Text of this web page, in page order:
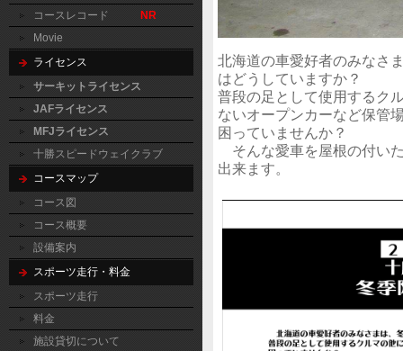
コースレコード
NR
Movie
ライセンス
サーキットライセンス
JAFライセンス
MFJライセンス
十勝スピードウェイクラブ
コースマップ
コース図
コース概要
設備案内
スポーツ走行・料金
スポーツ走行
料金
施設貸切について
北海道の車愛好者のみなさ
はどうしていますか？
普段の足として使用するク
ないオープンカーなど保管
困っていませんか？
そんな愛車を屋根の付い
出来ます。